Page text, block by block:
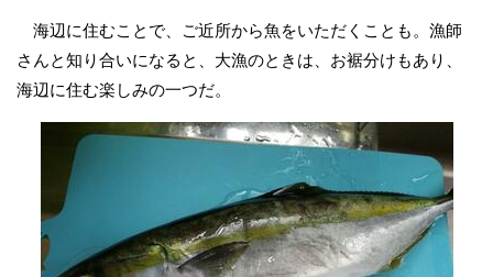
海辺に住むことで、ご近所から魚をいただくことも。漁師
さんと知り合いになると、大漁のときは、お裾分けもあり、
海辺に住む楽しみの一つだ。